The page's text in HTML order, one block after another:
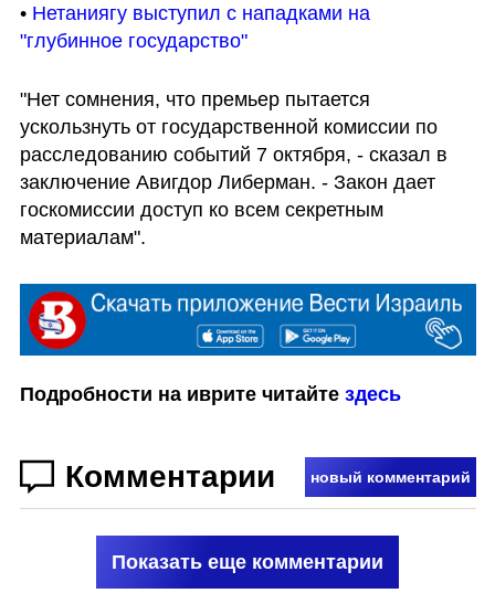
• Нетаниягу выступил с нападками на
"глубинное государство"
"Нет сомнения, что премьер пытается
ускользнуть от государственной комиссии по
расследованию событий 7 октября, - сказал в
заключение Авигдор Либерман. - Закон дает
госкомиссии доступ ко всем секретным
материалам".
Подробности на иврите читайте здесь
Комментарии новый комментарий
Показать еще комментарии